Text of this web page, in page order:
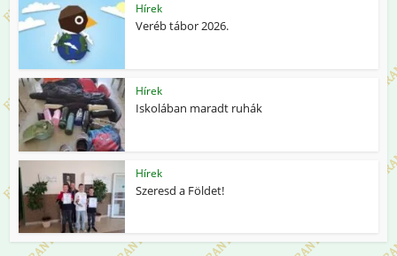
Hírek
Veréb tábor 2026.
Hírek
Iskolában maradt ruhák
Hírek
Szeresd a Földet!